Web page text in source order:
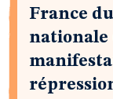
France
nationale